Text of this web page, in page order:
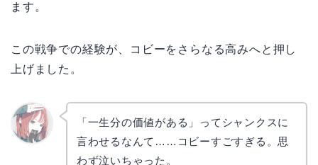
ます。
この戦争での経験が、コビーをさらなる高みへと押し
上げました。
「一生分の価値がある」ってシャンクスに
言わせるなんて……コビーすごすぎる。思
わず泣いちゃった。